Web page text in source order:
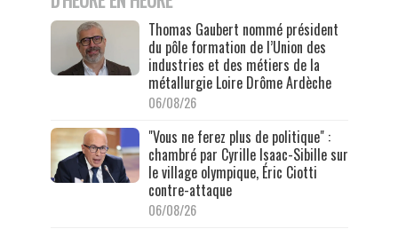
Thomas Gaubert nommé président
du pôle formation de l’Union des
industries et des métiers de la
métallurgie Loire Drôme Ardèche
06/08/26
"Vous ne ferez plus de politique" :
chambré par Cyrille Isaac-Sibille sur
le village olympique, Éric Ciotti
contre-attaque
06/08/26